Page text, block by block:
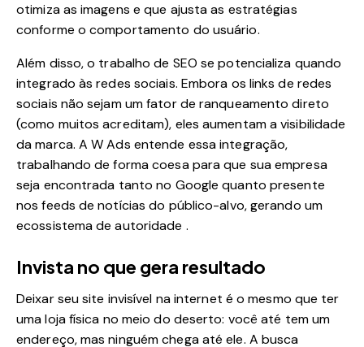
otimiza as imagens e que ajusta as estratégias
conforme o comportamento do usuário.
Além disso, o trabalho de SEO se potencializa quando
integrado às redes sociais. Embora os links de redes
sociais não sejam um fator de ranqueamento direto
(como muitos acreditam), eles aumentam a visibilidade
da marca. A W Ads entende essa integração,
trabalhando de forma coesa para que sua empresa
seja encontrada tanto no Google quanto presente
nos feeds de notícias do público-alvo, gerando um
ecossistema de autoridade .
Invista no que gera resultado
Deixar seu site invisível na internet é o mesmo que ter
uma loja física no meio do deserto: você até tem um
endereço, mas ninguém chega até ele. A busca